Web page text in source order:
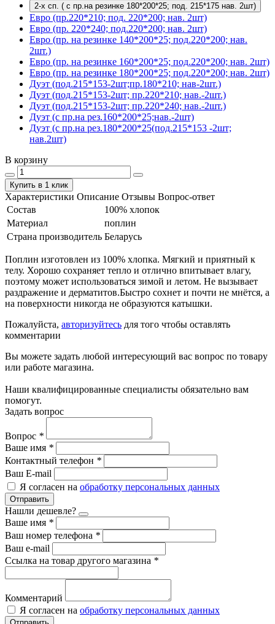
2-х сп. ( с пр.на резинке 180*200*25; под. 215*175 нав. 2шт)
Евро (пр.220*210; под. 220*200; нав. 2шт)
Евро (пр. 220*240; под.220*200; нав. 2шт)
Евро (пр. на резинке 140*200*25; под.220*200; нав.
2шт.)
Евро (пр. на резинке 160*200*25; под.220*200; нав. 2шт)
Евро (пр. на резинке 180*200*25; под.220*200; нав. 2шт)
Дуэт (под.215*153-2шт;пр.180*210; нав-2шт.)
Дуэт (под.215*153-2шт; пр.220*210; нав.-2шт.)
Дуэт (под.215*153-2шт; пр.220*240; нав.-2шт.)
Дуэт (с пр.на рез.160*200*25;нав.-2шт)
Дуэт (с пр.на рез.180*200*25(под.215*153 -2шт;
нав.2шт)
В корзину
Купить в 1 клик
Характеристики Описание Отзывы Вопрос-ответ
Состав
100% хлопок
Материал
поплин
Страна производитель Беларусь
Поплин изготовлен из 100% хлопка. Мягкий и приятный к
телу. Хорошо сохраняет тепло и отлично впитывает влагу,
поэтому может использоваться зимой и летом. Не вызывает
раздражение и дерматитов.Быстро сохнет и почти не мнётся, а
на поверхности никогда не образуются катышки.
Пожалуйста, авторизуйтесь для того чтобы оставлять
комментарии
Вы можете задать любой интересующий вас вопрос по товару
или работе магазина.
Наши квалифицированные специалисты обязательно вам
помогут.
Задать вопрос
Вопрос *
Ваше имя *
Контактный телефон *
Ваш E-mail
Я согласен на обработку персональных данных
Отправить
Нашли дешевле?
Ваше имя *
Ваш номер телефона *
Ваш e-mail
Ссылка на товар другого магазина *
Комментарий
Я согласен на обработку персональных данных